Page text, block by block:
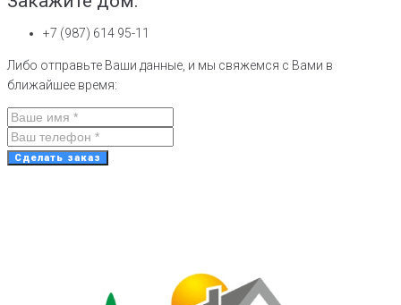
+7 (987) 614 95-11
Либо отправьте Ваши данные, и мы свяжемся с Вами в
ближайшее время:
Сделать заказ